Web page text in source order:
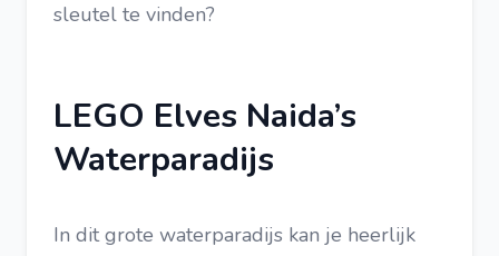
sleutel te vinden?
LEGO Elves Naida’s
Waterparadijs
In dit grote waterparadijs kan je heerlijk